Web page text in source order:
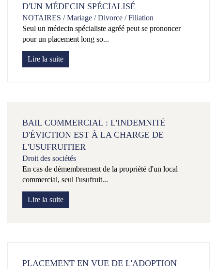
D'UN MÉDECIN SPÉCIALISÉ
NOTAIRES /Mariage / Divorce / Filiation
Seul un médecin spécialiste agréé peut se prononcer
pour un placement long so...
Lire la suite
BAIL COMMERCIAL : L'INDEMNITÉ
D'ÉVICTION EST À LA CHARGE DE
L'USUFRUITIER
Droit des sociétés
En cas de démembrement de la propriété d'un local
commercial, seul l'usufruit...
Lire la suite
PLACEMENT EN VUE DE L'ADOPTION